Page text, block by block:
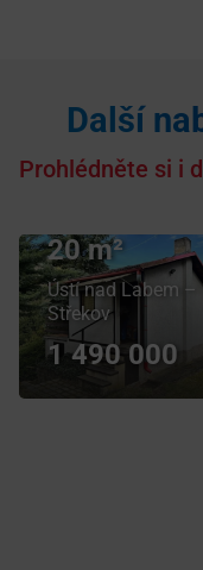
Další
Prohlédněte si i
Prodej
20 m²
Ústí nad Labem –
Střekov
1 490 000